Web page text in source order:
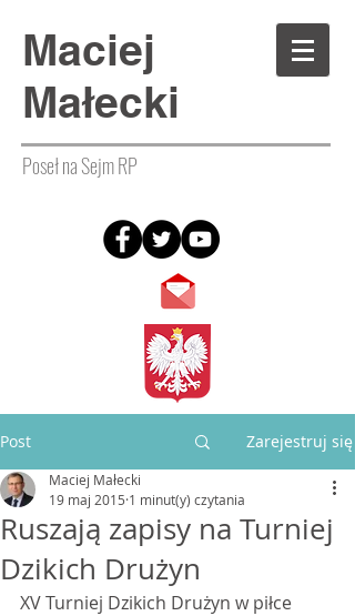
Maciej
Małecki
Poseł na Sejm RP
Post Zarejestruj się
Ruszają zapisy na Turniej
Dzikich Drużyn
Maciej Małecki
19 maj 2015 1 minut(y) czytania
XV Turniej Dzikich Drużyn w piłce